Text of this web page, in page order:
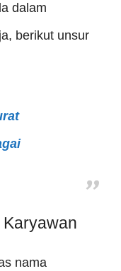
dalam
berikut unsur
nama